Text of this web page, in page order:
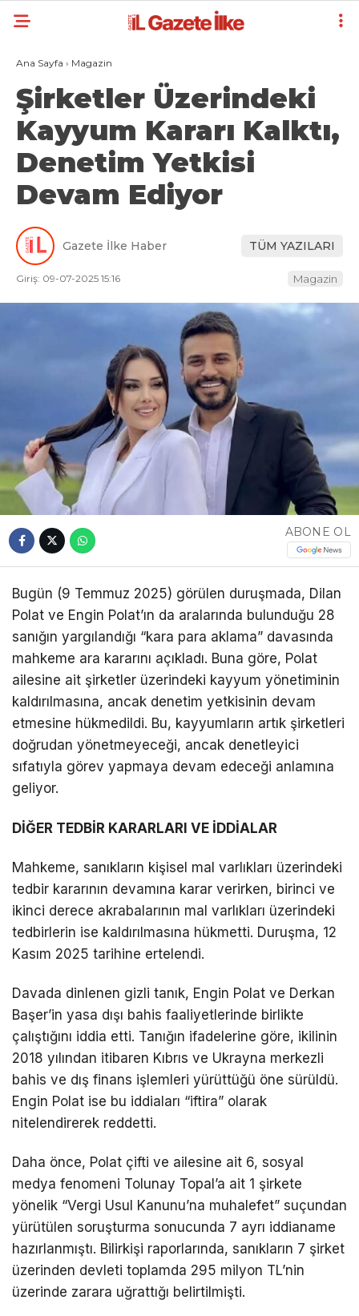
Ana Sayfa › Magazin
Şirketler Üzerindeki
Kayyum Kararı Kalktı,
Denetim Yetkisi
Devam Ediyor
Gazete İlke Haber TÜM YAZILARI
Giriş: 09-07-2025 15:16 Magazin
ABONE OL
Bugün (9 Temmuz 2025) görülen duruşmada, Dilan
Polat ve Engin Polat’ın da aralarında bulunduğu 28
sanığın yargılandığı “kara para aklama” davasında
mahkeme ara kararını açıkladı. Buna göre, Polat
ailesine ait şirketler üzerindeki kayyum yönetiminin
kaldırılmasına, ancak denetim yetkisinin devam
etmesine hükmedildi. Bu, kayyumların artık şirketleri
doğrudan yönetmeyeceği, ancak denetleyici
sıfatıyla görev yapmaya devam edeceği anlamına
geliyor.
DİĞER TEDBİR KARARLARI VE İDDİALAR
Mahkeme, sanıkların kişisel mal varlıkları üzerindeki
tedbir kararının devamına karar verirken, birinci ve
ikinci derece akrabalarının mal varlıkları üzerindeki
tedbirlerin ise kaldırılmasına hükmetti. Duruşma, 12
Kasım 2025 tarihine ertelendi.
Davada dinlenen gizli tanık, Engin Polat ve Derkan
Başer’in yasa dışı bahis faaliyetlerinde birlikte
çalıştığını iddia etti. Tanığın ifadelerine göre, ikilinin
2018 yılından itibaren Kıbrıs ve Ukrayna merkezli
bahis ve dış finans işlemleri yürüttüğü öne sürüldü.
Engin Polat ise bu iddiaları “iftira” olarak
nitelendirerek reddetti.
Daha önce, Polat çifti ve ailesine ait 6, sosyal
medya fenomeni Tolunay Topal’a ait 1 şirkete
yönelik “Vergi Usul Kanunu’na muhalefet” suçundan
yürütülen soruşturma sonucunda 7 ayrı iddianame
hazırlanmıştı. Bilirkişi raporlarında, sanıkların 7 şirket
üzerinden devleti toplamda 295 milyon TL’nin
üzerinde zarara uğrattığı belirtilmişti.